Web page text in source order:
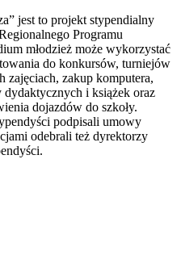
jest to projekt stypendialny
Programu
młodzież może wykorzystać
do konkursów, turniejów
zajęciach, zakup komputera,
dydaktycznych i książek oraz
dojazdów do szkoły.
podpisali umowy
odebrali też dyrektorzy